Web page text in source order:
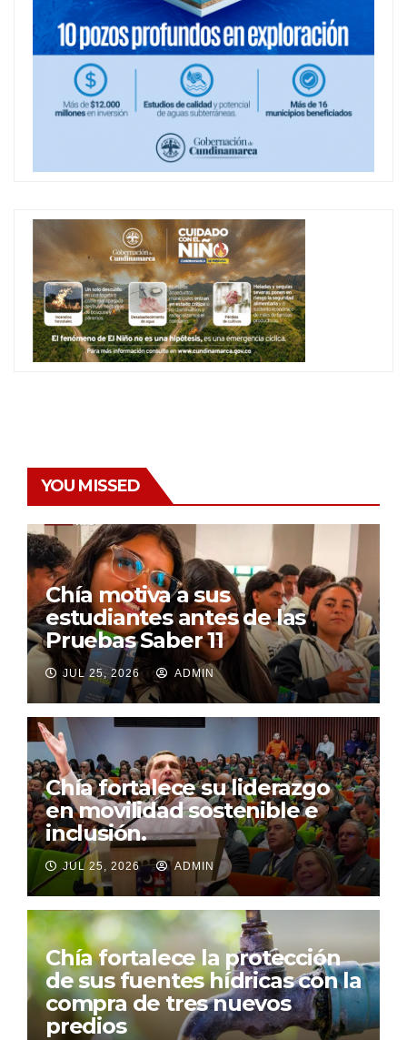
YOU MISSED
Chía motiva a sus
estudiantes antes de las
Pruebas Saber 11
JUL 25, 2026 ADMIN
Chía fortalece su liderazgo
en movilidad sostenible e
inclusión.
JUL 25, 2026 ADMIN
Chía fortalece la protección
de sus fuentes hídricas con la
compra de tres nuevos
predios